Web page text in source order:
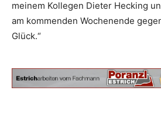
meinem Kollegen Dieter Hecking
am kommenden Wochenende
Glück.“